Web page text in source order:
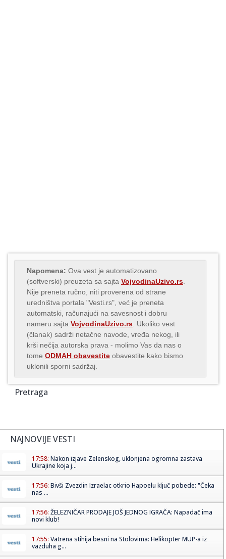
Napomena: Ova vest je automatizovano
(softverski) preuzeta sa sajta VojvodinaUzivo.rs
Nije preneta ručno, niti proverena od strane
uredništva portala "Vesti.rs", već je preneta
automatski, računajući na savesnost i dobru
nameru sajta VojvodinaUzivo.rs . Ukoliko vest
(članak) sadrži netačne navode, vređa nekog, ili
krši nečija autorska prava - molimo Vas da nas o
tome ODMAH obavestite obavestite kako bismo
uklonili sporni sadržaj.
Pretraga
NAJNOVIJE VESTI
17:58: Nakon izjave Zelenskog, uklonjena ogromna zastava
Ukrajine koja j...
17:56: Bivši Zvezdin Izraelac otkrio Hapoelu ključ pobede: "Čeka
nas ...
17:56: ŽELEZNIČAR PRODAJE JOŠ JEDNOG IGRAČA: Napadač ima
novi klub!
17:55: Vatrena stihija besni na Stolovima: Helikopter MUP-a iz
vazduha g...